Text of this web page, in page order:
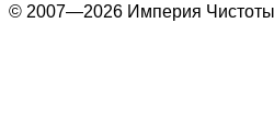
© 2007—2026 Империя